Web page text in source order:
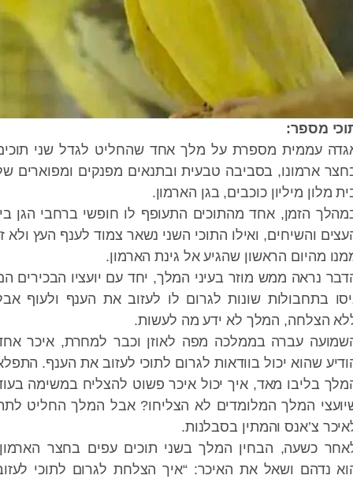
מספרת על מלך אחד שהחליט לגדל שני תוכים
בסביבה טבעית ובתנאים מפנקים ומפוארים של
מיליון כוכבים, בגן הארמון.
אחד מהתוכים התעופף לו חופשי ברחבי הגן בין
ואילו התוכי השני נשאר צמוד לענף העץ ולא זז
הראשון שהגיע אל גינת הארמון.
ממש מוזר בעיני המלך, יחד עם יועציו הבכירים הם
שונות לגרום לו לעזוב את הענף ולעוף אבל
המלך לא ידע מה לעשות.
עברה בממלכה מפה לאוזן וכבר למחרת, איכר אחד
יכול בוודאות לגרום לתוכי לעזוב את הענף. התפלא
מאד, איך יכול איכר פשוט להצליח במשימה בעוד
המלך המלומדים לא הצליחו? אבל המלך החליט לתת
והמתין בסבלנות.
הבחין המלך בשני תוכים עפים בחצר הארמון.
ושאל את האיכר: “איך הצלחת לגרום לתוכי לעזוב